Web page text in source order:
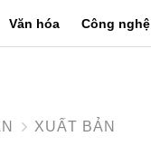
Văn hóa Công nghệ
XUẤT BẢN